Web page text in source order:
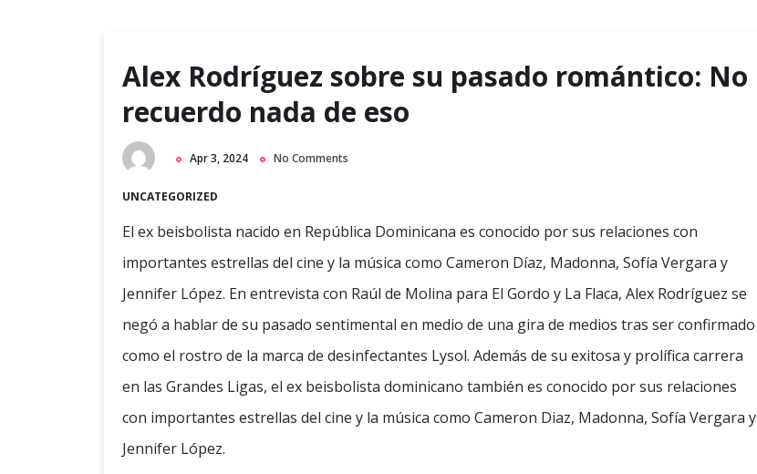
u
Alex Rodríguez sobre su pasado romántico: No
recuerdo nada de eso
Apr 3, 2024 No Comments
UNCATEGORIZED
El ex beisbolista nacido en República Dominicana es conocido por sus relaciones con
importantes estrellas del cine y la música como Cameron Díaz, Madonna, Sofía Vergara y
Jennifer López. En entrevista con Raúl de Molina para El Gordo y La Flaca, Alex Rodríguez se
negó a hablar de su pasado sentimental en medio de una gira de medios tras ser confirmado
como el rostro de la marca de desinfectantes Lysol. Además de su exitosa y prolífica carrera
en las Grandes Ligas, el ex beisbolista dominicano también es conocido por sus relaciones
con importantes estrellas del cine y la música como Cameron Diaz, Madonna, Sofía Vergara y
Jennifer López.